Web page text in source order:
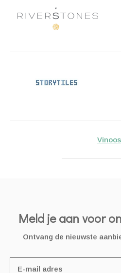
Vinoos
Meld je aan voor
Ontvang de nieuwste